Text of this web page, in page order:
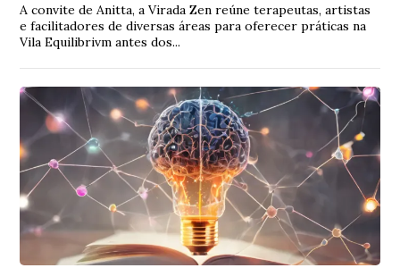
A convite de Anitta, a Virada Zen reúne terapeutas, artistas
e facilitadores de diversas áreas para oferecer práticas na
Vila Equilibrivm antes dos...